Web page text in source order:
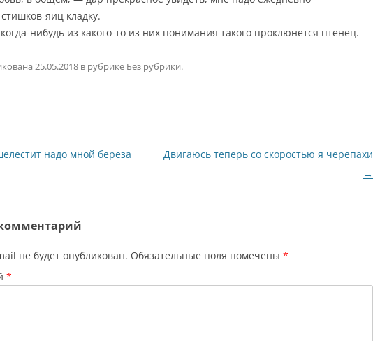
яиц кладку.
нибудь из какого-то из них понимания такого проклюнется птенец.
25.05.2018 в рубрике Без рубрики.
надо мной береза
Двигаюсь теперь со скоростью я черепахи
→
не будет опубликован. Обязательные поля помечены *
*